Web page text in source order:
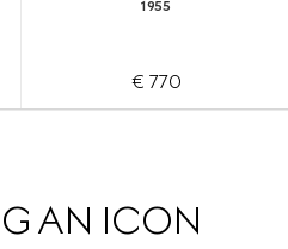
1955
€ 770
AN ICON